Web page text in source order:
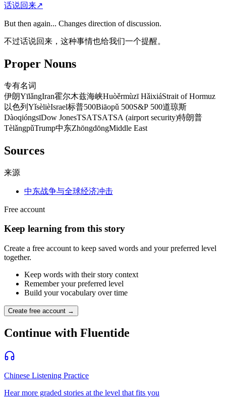
话说回来↗
But then again... Changes direction of discussion.
不过话说回来，这种事情也给我们一个提醒。
Proper Nouns
专有名词
伊朗YīlǎngIran霍尔木兹海峡Huòěrmùzī HǎixiáStrait of Hormuz
以色列 YǐsèlièIsrael标普500Biāopǔ 500S&P 500道琼斯
DàoqióngsīDow JonesTSATSATSA (airport security)特朗普
TèlǎngpǔTrump中东ZhōngdōngMiddle East
Sources
来源
中东战争与全球经济冲击
Free account
Keep learning from this story
Create a free account to keep saved words and your preferred level
together.
Keep words with their story context
Remember your preferred level
Build your vocabulary over time
Create free account →
Continue with Fluentide
Chinese Listening Practice
Hear more graded stories at the level that fits you